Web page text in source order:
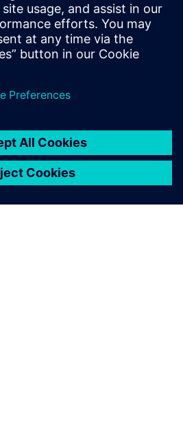
offline e online, in
produzione;
e l'esecuzione di piani/metodi
diversi;
di qualità.